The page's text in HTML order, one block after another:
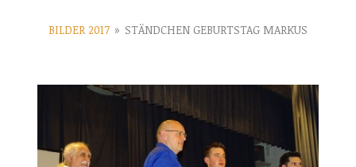
BILDER 2017 » STÄNDCHEN GEBURTSTAG MARKUS